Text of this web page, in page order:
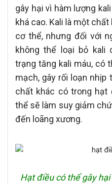
gây hại vì hàm lượng
khá cao. Kali là một
cơ thể, nhưng đối với
không thể loại bỏ kali
trạng tăng kali máu, có
mạch, gây rối loạn nhịp
chất khác có trong hạt
thể sẽ làm suy giảm
đến loãng xương.
Hạt điều có thể gây